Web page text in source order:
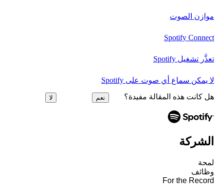
موازن الصوت
Spotify Connect
تعذَّر تشغيل Spotify
لا يمكن سماع أي صوت على Spotify
هل كانت هذه المقالة مفيدة؟ نعم لا
الشركة
لمحة
وظائف
For the Record